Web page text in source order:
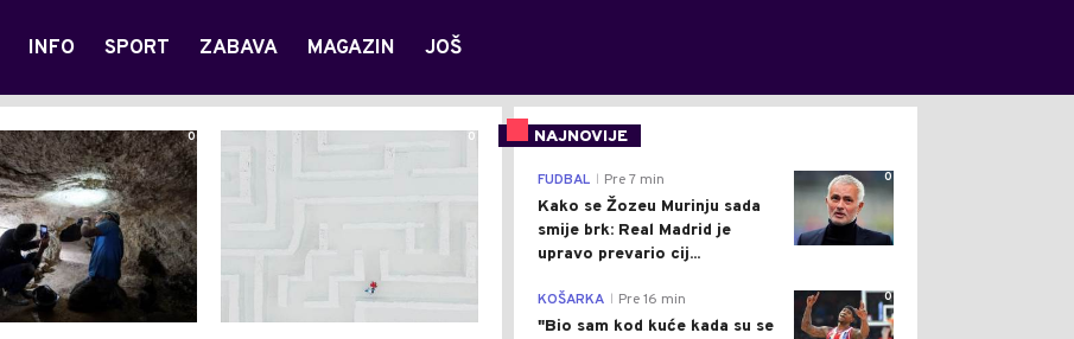
INFO SPORT ZABAVA MAGAZIN JOŠ
0 0 NAJNOVIJE
0
FUDBAL Pre 7 min
Kako se Žozeu Murinju sada
smije brk: Real Madrid je
upravo prevario cij...
0
KOŠARKA Pre 16 min
"Bio sam kod kuće kada su se